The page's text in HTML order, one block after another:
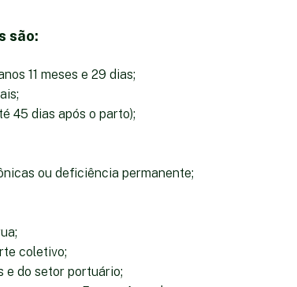
são:
11 meses e 29 dias;
45 dias após o parto);
ou deficiência permanente;
coletivo;
e do setor portuário;